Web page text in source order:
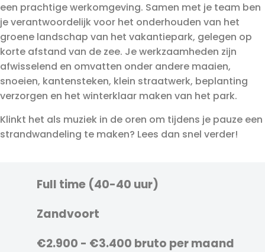
een prachtige werkomgeving. Samen met je team ben
je verantwoordelijk voor het onderhouden van het
groene landschap van het vakantiepark, gelegen op
korte afstand van de zee. Je werkzaamheden zijn
afwisselend en omvatten onder andere maaien,
snoeien, kantensteken, klein straatwerk, beplanting
verzorgen en het winterklaar maken van het park.
Klinkt het als muziek in de oren om tijdens je pauze een
strandwandeling te maken? Lees dan snel verder!
Full time (40-40 uur)
Zandvoort
€2.900 - €3.400 bruto per maand